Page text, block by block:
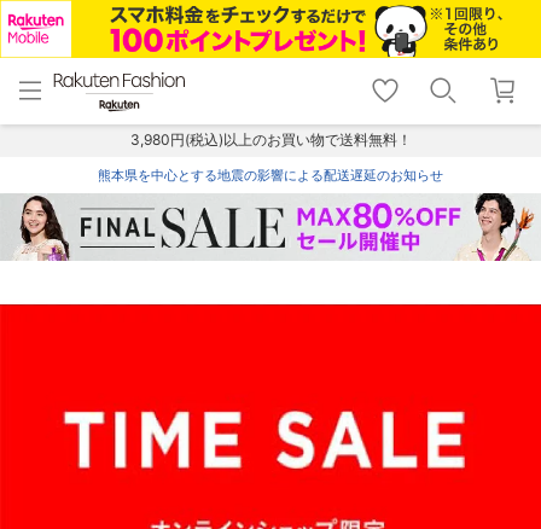
menu home
トップ
shopping_cart lock_outline
ログイン
3,980円(税込)以上のお買い物で送料無料！
熊本県を中心とする地震の影響による配送遅延のお知らせ